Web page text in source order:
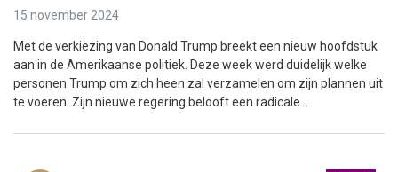
15 november 2024
Met de verkiezing van Donald Trump breekt een nieuw hoofdstuk
aan in de Amerikaanse politiek. Deze week werd duidelijk welke
personen Trump om zich heen zal verzamelen om zijn plannen uit
te voeren. Zijn nieuwe regering belooft een radicale...